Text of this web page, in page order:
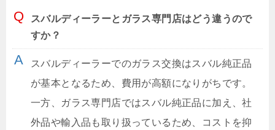
スバルディーラーとガラス専門店はどう違うので
すか？
スバルディーラーでのガラス交換はスバル純正品
が基本となるため、費用が高額になりがちです。
一方、ガラス専門店ではスバル純正品に加え、社
外品や輸入品も取り扱っているため、コストを抑